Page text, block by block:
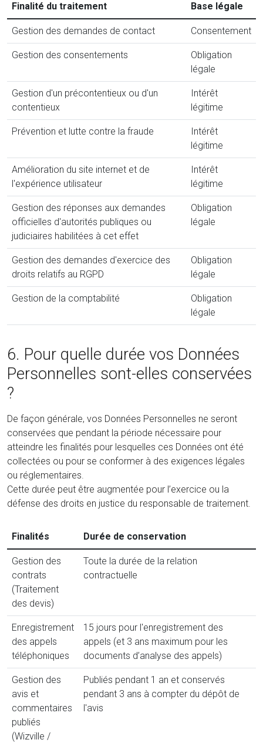
Finalité du traitement Base légale
Gestion des demandes de contact Consentement
Gestion des consentements
Obligation
légale
Gestion d'un précontentieux ou d'un
contentieux
Intérêt
légitime
Prévention et lutte contre la fraude
Intérêt
légitime
Amélioration du site internet et de
l'expérience utilisateur
Intérêt
légitime
Gestion des réponses aux demandes
officielles d'autorités publiques ou
judiciaires habilitées à cet effet
Obligation
légale
Gestion des demandes d'exercice des
droits relatifs au RGPD
Obligation
légale
Gestion de la comptabilité
Obligation
légale
6. Pour quelle durée vos Données
Personnelles sont-elles conservées
?
De façon générale, vos Données Personnelles ne seront
conservées que pendant la période nécessaire pour
atteindre les finalités pour lesquelles ces Données ont été
collectées ou pour se conformer à des exigences légales
ou réglementaires.
Cette durée peut être augmentée pour l’exercice ou la
défense des droits en justice du responsable de traitement.
Finalités Durée de conservation
Gestion des
contrats
(Traitement
des devis)
Toute la durée de la relation
contractuelle
Enregistrement
des appels
téléphoniques
15 jours pour l'enregistrement des
appels (et 3 ans maximum pour les
documents d’analyse des appels)
Gestion des
avis et
commentaires
publiés
(Wizville /
Publiés pendant 1 an et conservés
pendant 3 ans à compter du dépôt de
l'avis